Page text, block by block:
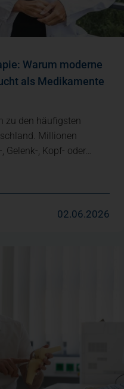
Warum moderne
als Medikamente
zu den häufigsten
Millionen
Gelenk-, Kopf- oder…
02.06.2026